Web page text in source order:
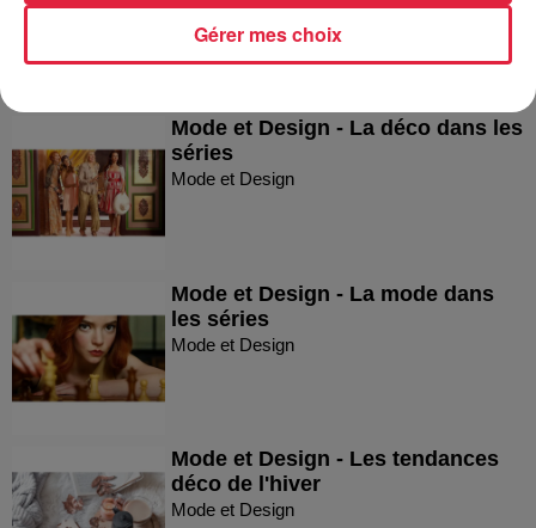
Mode et Design - La déco dans les
séries
Mode et Design
Mode et Design - La mode dans
les séries
Mode et Design
Mode et Design - Les tendances
déco de l'hiver
Mode et Design
Gérer mes choix